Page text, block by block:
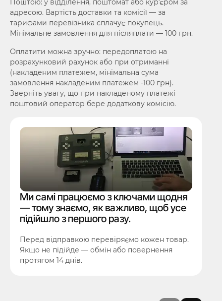
Поштою: у відділення, поштомат або курʼєром за
адресою. Вартість доставки та комісії — за
тарифами перевізника сплачує покупець.
Мінімальне замовлення для післяплати — 100 грн.
Оплатити можна зручно: передоплатою на
розрахунковий рахунок або при отриманні
(накладеним платежем, мінімальна сума
замовлення накладеним платежем -100 грн).
Зверніть увагу, що при накладеному платежі
поштовий оператор бере додаткову комісію.
Ми самі працюємо з ключами щодня
— тому знаємо, як важливо, щоб усе
підійшло з першого разу.
Перед відправкою перевіряємо кожен товар.
Якщо не підійде — обмін або повернення
протягом 14 днів.